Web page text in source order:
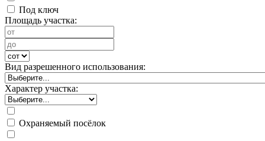
Под ключ
Площадь участка:
Вид разрешенного использования:
Характер участка:
Охраняемый посёлок